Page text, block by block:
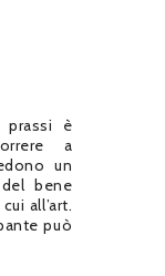
prassi è
a
un
bene
all’art.
può